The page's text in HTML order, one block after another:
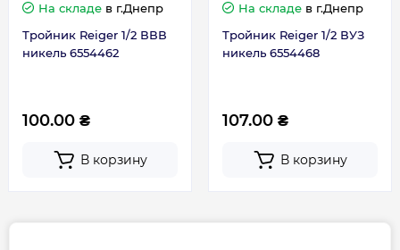
На складе в г.Днепр
Тройник Reiger 1/2 ВВВ
никель 6554462
100.00 ₴
В корзину
На складе в г.Днепр
Тройник Reiger 1/2 ВУЗ
никель 6554468
107.00 ₴
В корзину